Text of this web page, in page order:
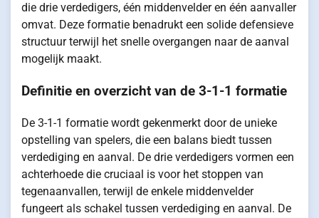
die drie verdedigers, één middenvelder en één aanvaller
omvat. Deze formatie benadrukt een solide defensieve
structuur terwijl het snelle overgangen naar de aanval
mogelijk maakt.
Definitie en overzicht van de 3-1-1 formatie
De 3-1-1 formatie wordt gekenmerkt door de unieke
opstelling van spelers, die een balans biedt tussen
verdediging en aanval. De drie verdedigers vormen een
achterhoede die cruciaal is voor het stoppen van
tegenaanvallen, terwijl de enkele middenvelder
fungeert als schakel tussen verdediging en aanval. De